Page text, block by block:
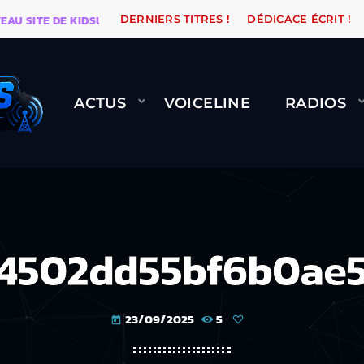
DE KIDSUNE WARÉTRO ORANGE ROAD QUI
DERNIERS TITRES ! DÉDICACE ÉCRIT !
ACTUS VOICELINE RADIOS
today 23/09/2025 5